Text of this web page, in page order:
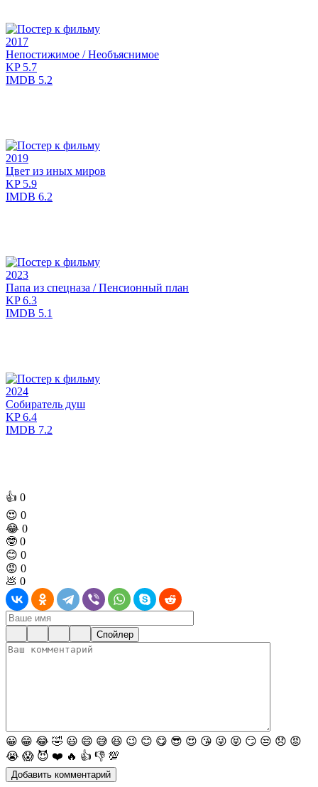
2017
Непостижимое / Необъяснимое
KP5.7
IMDB 5.2
2019
Цвет из иных миров
KP5.9
IMDB 6.2
2023
Папа из спецназа / Пенсионный план
KP6.3
IMDB 5.1
2024
Собиратель душ
KP6.4
IMDB 7.2
👍 0
😍 0
😂 0
🤓 0
😊 0
😡 0
💩 0
Спойлер
😀 😁 😂 🤣 😃 😄 😅 😆 😉 😊 😋 😎 😍 😘 😜 😝 😏 😒 😞 😡
😭 😱 😈 ❤️ 🔥 👍 👎 💯